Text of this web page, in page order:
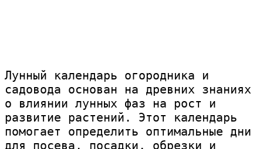
Лунный календарь огородника и
садовода основан на древних знаниях
о влиянии лунных фаз на рост и
развитие растений. Этот календарь
помогает определить оптимальные дни
для посева, посадки, обрезки и